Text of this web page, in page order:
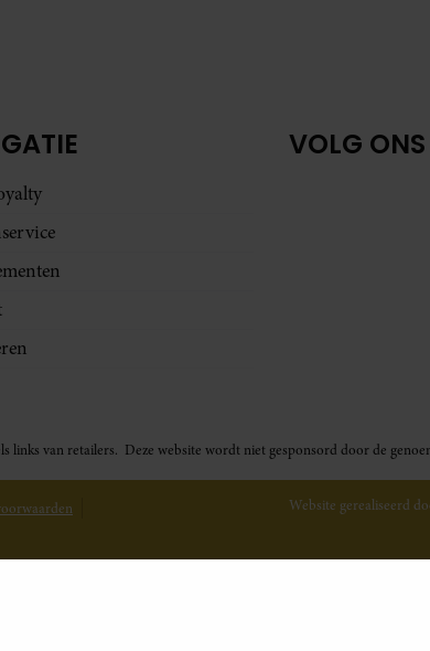
VOLG ONS
van retailers. Deze website wordt niet gesponsord door de
Website gerealiseerd